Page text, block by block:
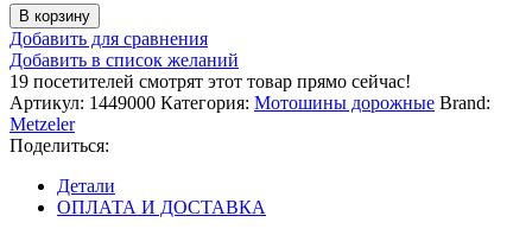
Количество
товара
Мотошина
190/50
ZR17
73W
TL
Rear
Metzeler
Roadtec
В корзину
Добавить для сравнения
Добавить в список желаний
19 посетителей смотрят этот товар прямо сейчас!
Артикул: 1449000 Категория: Мотошины дорожные Brand:
Metzeler
Поделиться:
Детали
ОПЛАТА И ДОСТАВКА